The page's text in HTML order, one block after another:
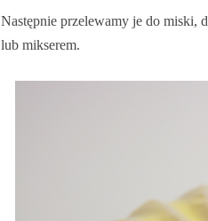
Następnie przelewamy je do miski,
lub mikserem.